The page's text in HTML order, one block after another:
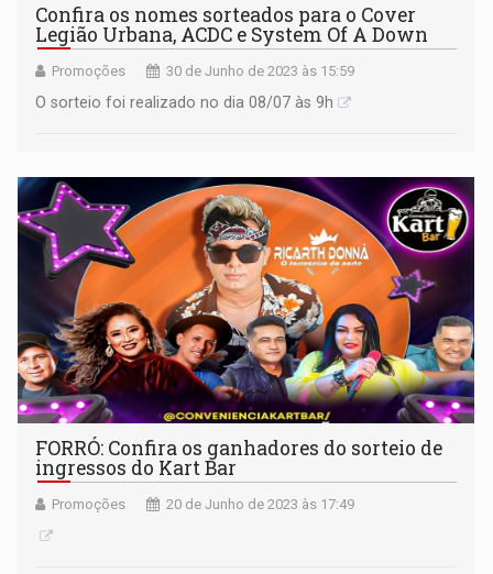
Confira os nomes sorteados para o Cover
Legião Urbana, ACDC e System Of A Down
Promoções 30 de Junho de 2023 às 15:59
O sorteio foi realizado no dia 08/07 às 9h
FORRÓ: Confira os ganhadores do sorteio de
ingressos do Kart Bar
Promoções 20 de Junho de 2023 às 17:49